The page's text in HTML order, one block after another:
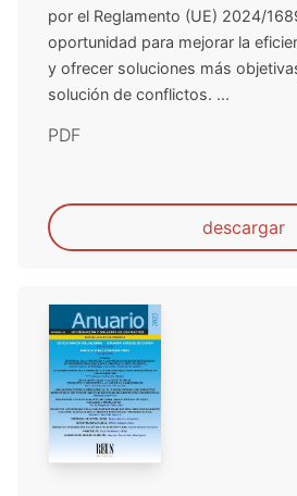
por el Reglamento (UE) 2024/
oportunidad para mejorar la
y ofrecer soluciones más
solución de conflictos. ...
PDF
descargar